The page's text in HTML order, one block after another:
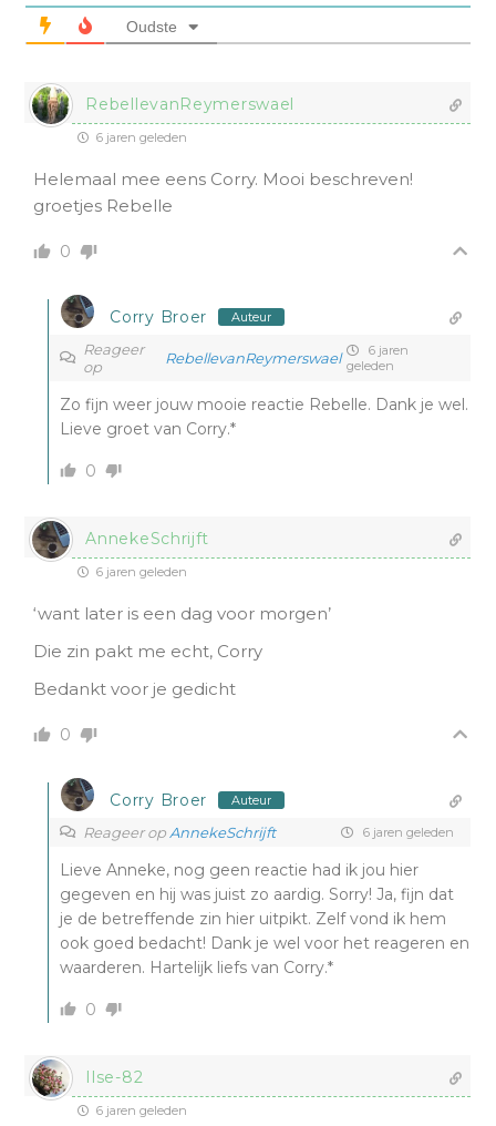
Oudste
RebellevanReymerswael
6 jaren geleden
Helemaal mee eens Corry. Mooi beschreven!
groetjes Rebelle
0
Corry Broer Auteur
Reageer
op
RebellevanReymerswael
6 jaren
geleden
Zo fijn weer jouw mooie reactie Rebelle. Dank je wel.
Lieve groet van Corry.*
0
AnnekeSchrijft
6 jaren geleden
‘want later is een dag voor morgen’
Die zin pakt me echt, Corry
Bedankt voor je gedicht
0
Corry Broer Auteur
Reageer op AnnekeSchrijft 6 jaren geleden
Lieve Anneke, nog geen reactie had ik jou hier
gegeven en hij was juist zo aardig. Sorry! Ja, fijn dat
je de betreffende zin hier uitpikt. Zelf vond ik hem
ook goed bedacht! Dank je wel voor het reageren en
waarderen. Hartelijk liefs van Corry.*
0
Ilse-82
6 jaren geleden